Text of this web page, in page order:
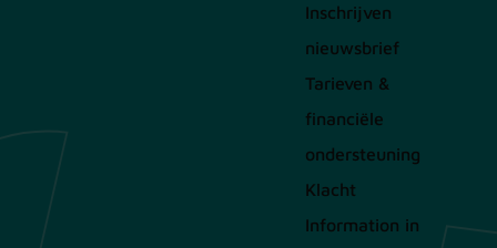
Inschrijven
nieuwsbrief
Tarieven &
financiële
ondersteuning
Klacht
Information in